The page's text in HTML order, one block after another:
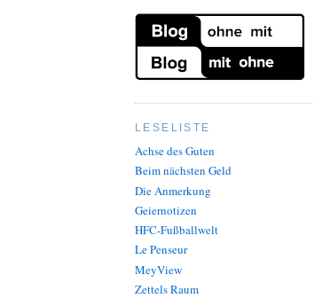
LESELISTE
Achse des Guten
Beim nächsten Geld
Die Anmerkung
Geiernotizen
HFC-Fußballwelt
Le Penseur
MeyView
Zettels Raum